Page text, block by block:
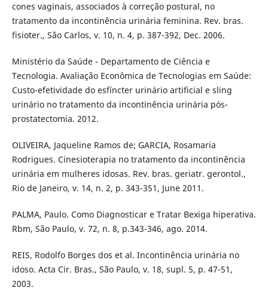
cones vaginais, associados à correção postural, no
tratamento da incontinência urinária feminina. Rev. bras.
fisioter., São Carlos, v. 10, n. 4, p. 387-392, Dec. 2006.
Ministério da Saúde - Departamento de Ciência e
Tecnologia. Avaliação Econômica de Tecnologias em Saúde:
Custo-efetividade do esfíncter urinário artificial e sling
urinário no tratamento da incontinência urinária pós-
prostatectomia. 2012.
OLIVEIRA, Jaqueline Ramos de; GARCIA, Rosamaria
Rodrigues. Cinesioterapia no tratamento da incontinência
urinária em mulheres idosas. Rev. bras. geriatr. gerontol.,
Rio de Janeiro, v. 14, n. 2, p. 343-351, June 2011.
PALMA, Paulo. Como Diagnosticar e Tratar Bexiga hiperativa.
Rbm, São Paulo, v. 72, n. 8, p.343-346, ago. 2014.
REIS, Rodolfo Borges dos et al. Incontinência urinária no
idoso. Acta Cir. Bras., São Paulo, v. 18, supl. 5, p. 47-51,
2003.